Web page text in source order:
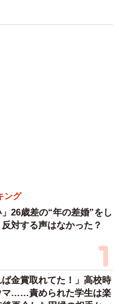
ャーランキング、3位
ベキュー」を抑えた1位
NHK気象キャスター、真
ジカル「愛の不時着」を
ポスターと記念撮影